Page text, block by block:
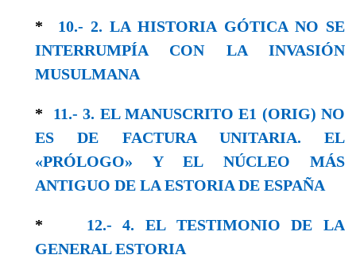
* 10.- 2. LA HISTORIA GÓTICA NO SE
INTERRUMPÍA CON LA INVASIÓN
MUSULMANA
* 11.- 3. EL MANUSCRITO E1 (ORIG) NO
ES DE FACTURA UNITARIA. EL
«PRÓLOGO» Y EL NÚCLEO MÁS
ANTIGUO DE LA ESTORIA DE ESPAÑA
* 12.- 4. EL TESTIMONIO DE LA
GENERAL ESTORIA